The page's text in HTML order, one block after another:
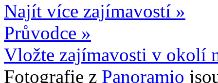
Najít více zajímavostí »
Průvodce »
Vložte zajímavosti v okolí
Fotografie z Panoramio